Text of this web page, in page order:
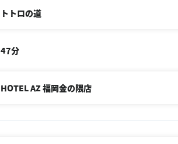
トトロの道
47分
HOTEL AZ 福岡金の隈店